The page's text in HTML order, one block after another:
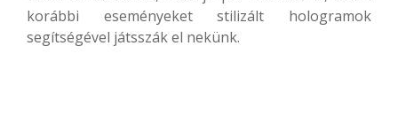
korábbi eseményeket stilizált hologramok
segítségével játsszák el nekünk.